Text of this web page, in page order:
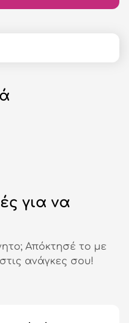
για να
Απόκτησέ το με
ανάγκες σου!